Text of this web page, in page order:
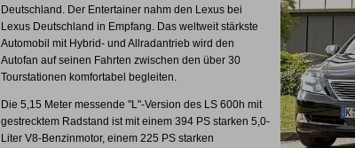
Deutschland. Der Entertainer nahm den Lexus bei
Lexus Deutschland in Empfang. Das weltweit stärkste
Automobil mit Hybrid- und Allradantrieb wird den
Autofan auf seinen Fahrten zwischen den über 30
Tourstationen komfortabel begleiten.
Die 5,15 Meter messende "L"-Version des LS 600h mit
gestrecktem Radstand ist mit einem 394 PS starken 5,0-
Liter V8-Benzinmotor, einem 225 PS starken